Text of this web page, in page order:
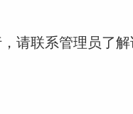
请联系管理员了